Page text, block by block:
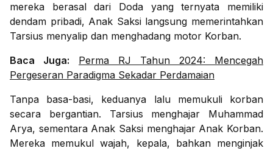
mereka berasal dari Doda yang ternyata memiliki
dendam pribadi, Anak Saksi langsung memerintahkan
Tarsius menyalip dan menghadang motor Korban.
Baca Juga:
Perma RJ Tahun 2024: Mencegah
Pergeseran Paradigma Sekadar Perdamaian
Tanpa basa-basi, keduanya lalu memukuli korban
secara bergantian. Tarsius menghajar Muhammad
Arya, sementara Anak Saksi menghajar Anak Korban.
Mereka memukul wajah, kepala, bahkan menginjak